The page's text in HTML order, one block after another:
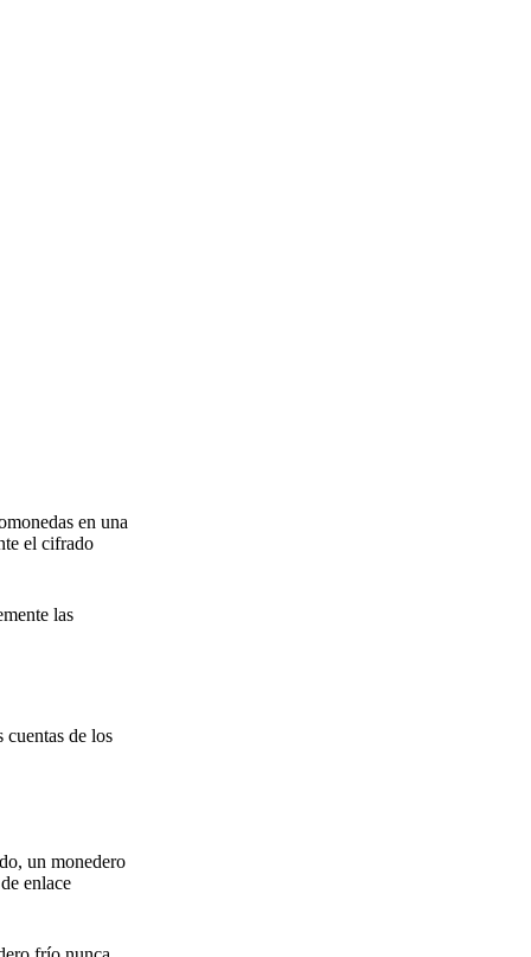
en una
el cifrado
las
cuentas de los
un monedero
enlace